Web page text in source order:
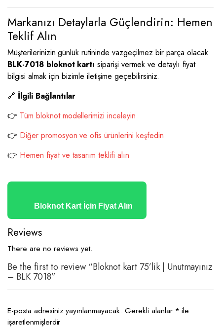
Markanızı Detaylarla Güçlendirin: Hemen
Teklif Alın
Müşterilerinizin günlük rutininde vazgeçilmez bir parça olacak
BLK-7018 bloknot kartı siparişi vermek ve detaylı fiyat
bilgisi almak için bizimle iletişime geçebilirsiniz.
🔗 İlgili Bağlantılar
👉 Tüm bloknot modellerimizi inceleyin
👉 Diğer promosyon ve ofis ürünlerini keşfedin
👉 Hemen fiyat ve tasarım teklifi alın
Bloknot Kart İçin Fiyat Alın
Reviews
There are no reviews yet.
Be the first to review “Bloknot kart 75’lik | Unutmayınız
– BLK 7018”
E-posta adresiniz yayınlanmayacak. Gerekli alanlar * ile
işaretlenmişlerdir